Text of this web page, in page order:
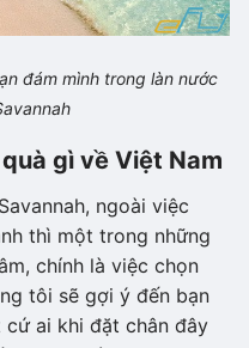
đám mình trong làn nước
gì về Việt Nam
ngoài việc
thì một trong những
chính là việc chọn
tôi sẽ gợi ý đến bạn
ai khi đặt chân đây